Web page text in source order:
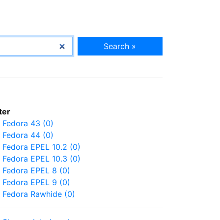
Search »
Fedora 43 (0)
Fedora 44 (0)
Fedora EPEL 10.2 (0)
Fedora EPEL 10.3 (0)
Fedora EPEL 8 (0)
Fedora EPEL 9 (0)
Fedora Rawhide (0)